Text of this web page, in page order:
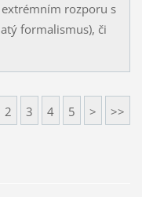
rozporu s
formalismus), či
2 3 4 5 > >>